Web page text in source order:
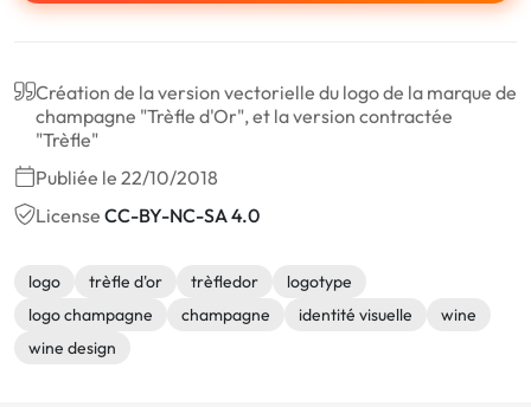
Création de la version vectorielle du logo de la marque de
champagne "Trèfle d'Or", et la version contractée
"Trèfle"
Publiée le 22/10/2018
License CC-BY-NC-SA 4.0
logo trèfle d'or trèfledor
logotype
logo champagne
champagne identité visuelle
wine
wine design